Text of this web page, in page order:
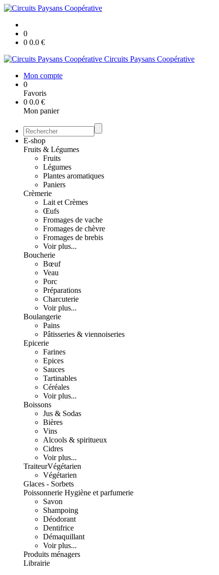
0
0 0.0 €
Circuits Paysans Coopérative
Mon compte
0
Favoris
0 0.0 €
Mon panier
E-shop
Fruits & Légumes
Fruits
Légumes
Plantes aromatiques
Paniers
Crèmerie
Lait et Crèmes
Œufs
Fromages de vache
Fromages de chèvre
Fromages de brebis
Voir plus...
Boucherie
Bœuf
Veau
Porc
Préparations
Charcuterie
Voir plus...
Boulangerie
Pains
Pâtisseries & viennoiseries
Epicerie
Farines
Epices
Sauces
Tartinables
Céréales
Voir plus...
Boissons
Jus & Sodas
Bières
Vins
Alcools & spiritueux
Cidres
Voir plus...
TraiteurVégétarien
Végétarien
Glaces - Sorbets
Poissonnerie Hygiène et parfumerie
Savon
Shampoing
Déodorant
Dentifrice
Démaquillant
Voir plus...
Produits ménagers
Librairie